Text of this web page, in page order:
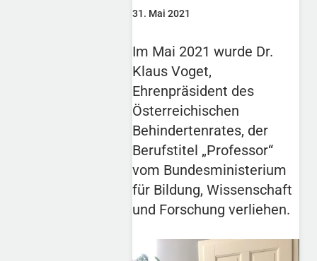
31. Mai 2021
Im Mai 2021 wurde Dr.
Klaus Voget,
Ehrenpräsident des
Österreichischen
Behindertenrates, der
Berufstitel „Professor“
vom Bundesministerium
für Bildung, Wissenschaft
und Forschung verliehen.